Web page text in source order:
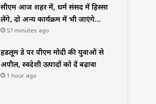
सीएम आज शहर में, धर्म संसद में हिस्सा
लेंगे, दो अन्य कार्यक्रम में भी जाएंगे…
57 minutes ago
हैंडलूम डे पर पीएम मोदी की युवाओं से
अपील, स्वदेशी उत्पादों को दें बढ़ावा
1 hour ago